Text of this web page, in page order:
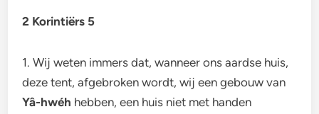
2 Korintiërs 5
1. Wij weten immers dat, wanneer ons aardse huis,
deze tent, afgebroken wordt, wij een gebouw van
Yâ-hwéh hebben, een huis niet met handen